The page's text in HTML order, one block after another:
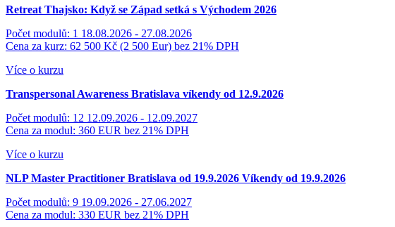
Retreat Thajsko: Když se Západ setká s Východem 2026
Počet modulů: 1 18.08.2026 - 27.08.2026
Cena za kurz: 62 500 Kč (2 500 Eur) bez 21% DPH
Více o kurzu
Transpersonal Awareness Bratislava víkendy od 12.9.2026
Počet modulů: 12 12.09.2026 - 12.09.2027
Cena za modul: 360 EUR bez 21% DPH
Více o kurzu
NLP Master Practitioner Bratislava od 19.9.2026 Víkendy od 19.9.2026
Počet modulů: 9 19.09.2026 - 27.06.2027
Cena za modul: 330 EUR bez 21% DPH